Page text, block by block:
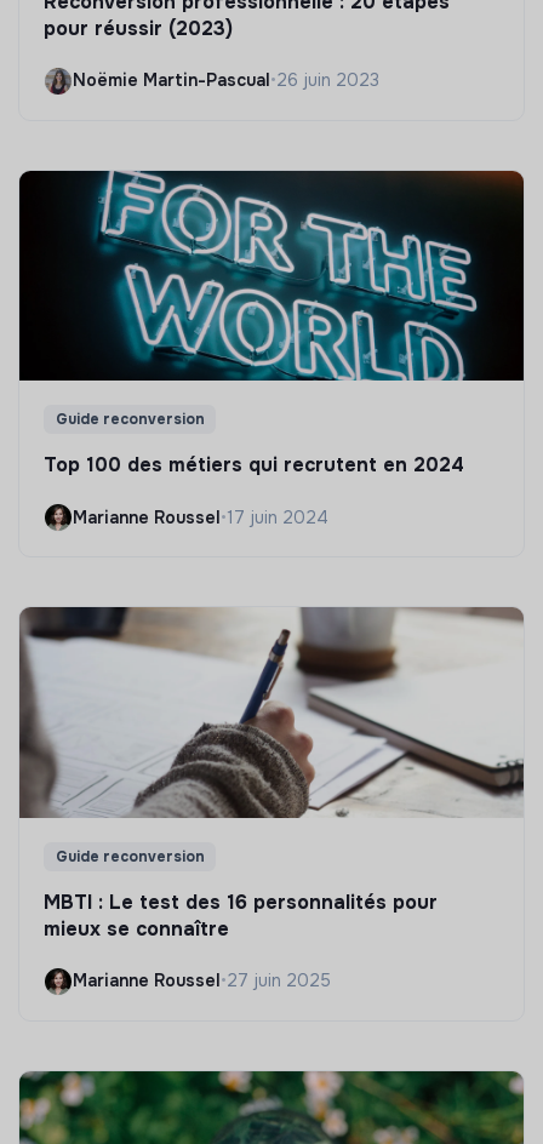
pour réussir (2023)
Noëmie Martin-Pascual•26 juin 2023
Guide reconversion
Top 100 des métiers qui recrutent en 2024
Marianne Roussel•17 juin 2024
Guide reconversion
MBTI : Le test des 16 personnalités pour
mieux se connaître
Marianne Roussel •27 juin 2025